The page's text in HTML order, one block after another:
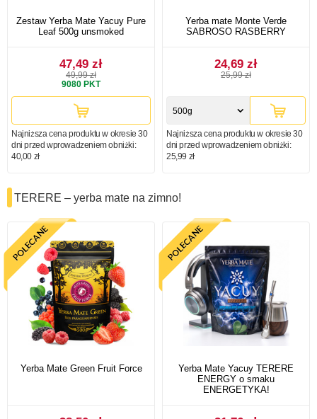
Zestaw Yerba Mate Yacuy Pure
Leaf 500g unsmoked
47,49 zł
49,99 zł
9080 PKT
Najniższa cena produktu w okresie 30
dni przed wprowadzeniem obniżki:
40,00 zł
Yerba mate Monte Verde
SABROSO RASBERRY
24,69 zł
25,99 zł
500g
Najniższa cena produktu w okresie 30
dni przed wprowadzeniem obniżki:
25,99 zł
TERERE – yerba mate na zimno!
Yerba Mate Green Fruit Force
Yerba Mate Yacuy TERERE
ENERGY o smaku
ENERGETYKA!